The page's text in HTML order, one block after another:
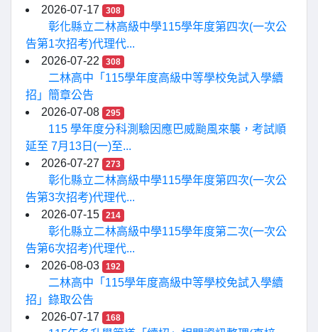
2026-07-17
308
彰化縣立二林高級中學115學年度第四次(一次公
告第1次招考)代理代...
2026-07-22
308
二林高中「115學年度高級中等學校免試入學續
招」簡章公告
2026-07-08
295
115 學年度分科測驗因應巴威颱風來襲，考試順
延至 7月13日(一)至...
2026-07-27
273
彰化縣立二林高級中學115學年度第四次(一次公
告第3次招考)代理代...
2026-07-15
214
彰化縣立二林高級中學115學年度第二次(一次公
告第6次招考)代理代...
2026-08-03
192
二林高中「115學年度高級中等學校免試入學續
招」錄取公告
2026-07-17
168